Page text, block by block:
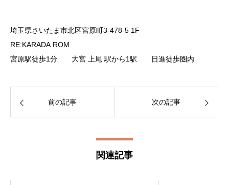
埼玉県さいたま市北区宮原町3-478-5 1F
RE:KARADA ROM
宮原駅徒歩1分 大宮 上尾 駅から1駅 日進徒歩圏内
前の記事 次の記事
関連記事